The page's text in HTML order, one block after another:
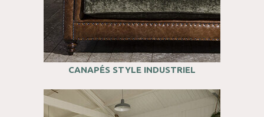
CANAPÉS STYLE INDUSTRIEL